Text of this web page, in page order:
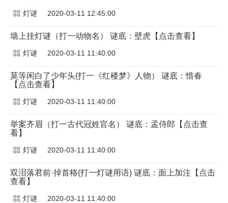
2020-03-11 12:45:00
灯谜
墙上挂灯谜（打一动物名） 谜底：壁虎【点击查看】
2020-03-11 11:40:00
灯谜
莫等闲白了少年头(打一《红楼梦》人物） 谜底：惜春
【点击查看】
2020-03-11 11:40:00
灯谜
举案齐眉（打一古代冠姓官名） 谜底：孟侍郎【点击查
看】
2020-03-11 11:40:00
灯谜
双泪落君前·掉首格(打一灯谜用语) 谜底：面上加注【点击
查看】
2020-03-11 11:40:00
灯谜